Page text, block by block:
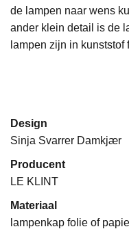
de lampen naar wens
ander klein detail is de
lampen zijn in
Design
Sinja Svarrer Damkjær
Producent
LE KLINT
Materiaal
lampenkap folie of